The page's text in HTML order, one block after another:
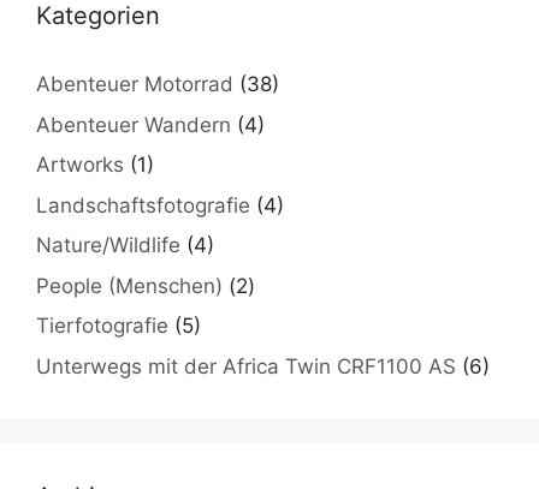
Kategorien
Abenteuer Motorrad (38)
Abenteuer Wandern (4)
Artworks (1)
Landschaftsfotografie (4)
Nature/Wildlife (4)
People (Menschen) (2)
Tierfotografie (5)
Unterwegs mit der Africa Twin CRF1100 AS (6)